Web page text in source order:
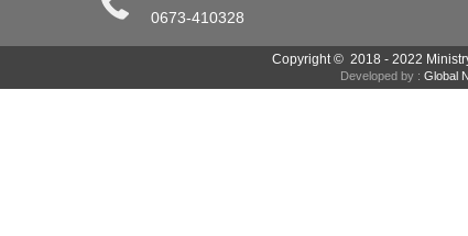
0673-410328
Copyright © 2018 - 2022
Developed by : Global